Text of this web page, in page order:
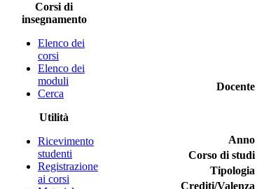
Corsi di
insegnamento
Elenco dei
corsi
Elenco dei
moduli
Cerca
Utilità
Ricevimento
studenti
Registrazione
ai corsi
Docente
Anno
Corso di studi
Tipologia
Crediti/Valenza